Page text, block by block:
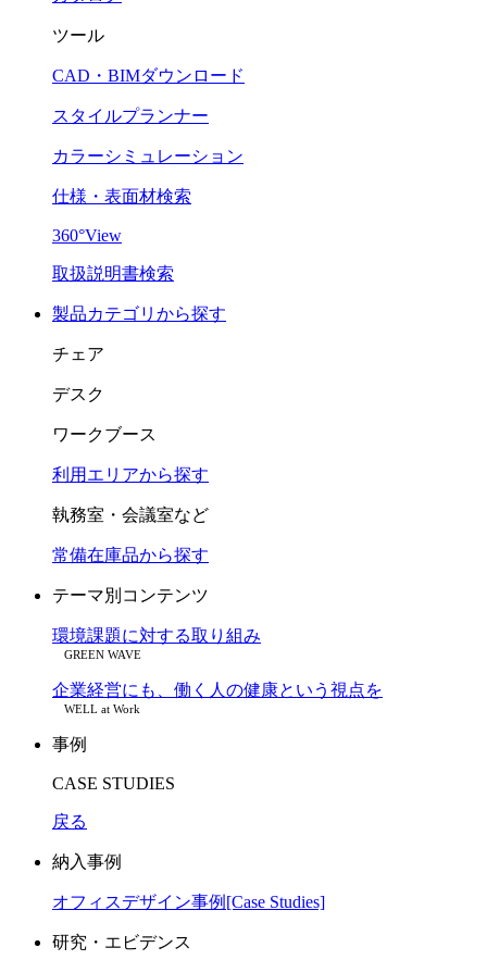
ツール
CAD・BIMダウンロード
スタイルプランナー
カラーシミュレーション
仕様・表面材検索
360°View
取扱説明書検索
製品カテゴリから探す
チェア
デスク
ワークブース
利用エリアから探す
執務室・会議室など
常備在庫品から探す
テーマ別コンテンツ
環境課題に対する取り組み
GREEN WAVE
企業経営にも、働く人の健康という視点を
WELL at Work
事例
CASE STUDIES
戻る
納入事例
オフィスデザイン事例[Case Studies]
研究・エビデンス